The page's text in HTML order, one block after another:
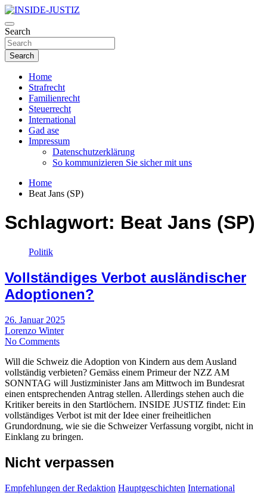
Skip
to
content
INSIDE-JUSTIZ
Investigativer Journalismus zur Dritten Gewalt
Search
Search
Home
Strafrecht
Familienrecht
Steuerrecht
International
Gad ase
Impressum
Datenschutzerklärung
So kommunizieren Sie sicher mit uns
Home
Beat Jans (SP)
Schlagwort: Beat Jans (SP)
Politik
Vollständiges Verbot ausländischer
Adoptionen?
26. Januar 2025
Lorenzo Winter
No Comments
Will die Schweiz die Adoption von Kindern aus dem Ausland
vollständig verbieten? Gemäss einem Primeur der NZZ AM
SONNTAG will Justizminister Jans am Mittwoch im Bundesrat
einen entsprechenden Antrag stellen. Allerdings stehen auch die
Kritiker bereits in den Startlöchern. INSIDE JUSTIZ findet: Ein
vollständiges Verbot ist mit der Idee einer freiheitlichen
Grundordnung, wie sie die Schweizer Verfassung vorgibt, nicht in
Einklang zu bringen.
Nicht verpassen
Empfehlungen der Redaktion Hauptgeschichten International